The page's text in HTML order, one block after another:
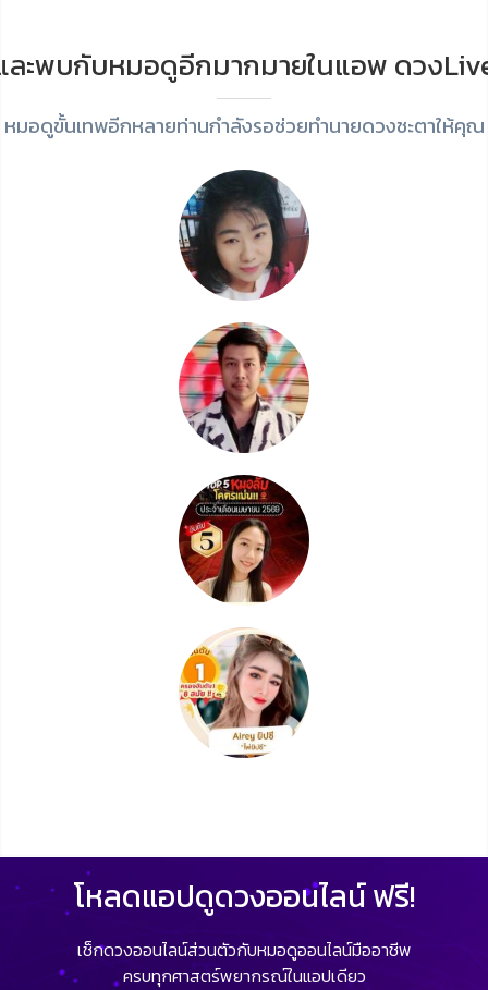
ละพบกับหมอดูอีกมากมายในแอพ ดวง
หมอดูขั้นเทพอีกหลายท่านกำลังรอช่วยทำนายดวงชะตาให้คุณ
โหลดแอปดูดวงออนไลน์ ฟรี!
เช็กดวงออนไลน์ส่วนตัวกับหมอดูออนไลน์มืออาชีพ
ครบทุกศาสตร์พยากรณ์ในแอปเดียว